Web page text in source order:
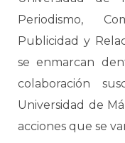
Periodismo,
Publicidad y
se enmarcan
colaboración
Universidad de
acciones que se